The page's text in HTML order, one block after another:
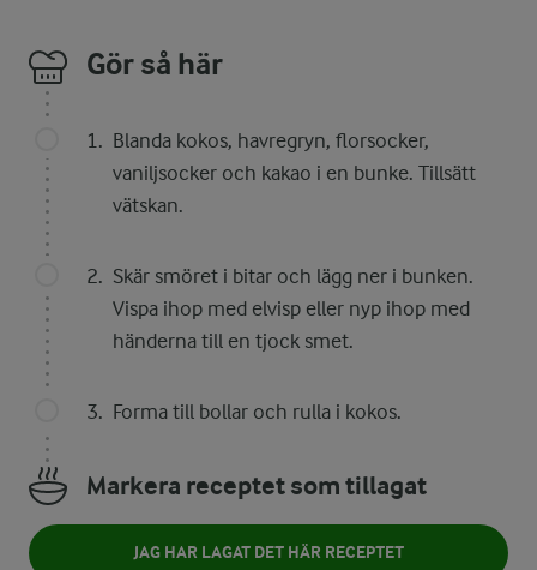
Gör så här
Blanda kokos, havregryn, florsocker,
vaniljsocker och kakao i en bunke. Tillsätt
vätskan.
Skär smöret i bitar och lägg ner i bunken.
Vispa ihop med elvisp eller nyp ihop med
händerna till en tjock smet.
Forma till bollar och rulla i kokos.
Markera receptet som tillagat
JAG HAR LAGAT DET HÄR RECEPTET